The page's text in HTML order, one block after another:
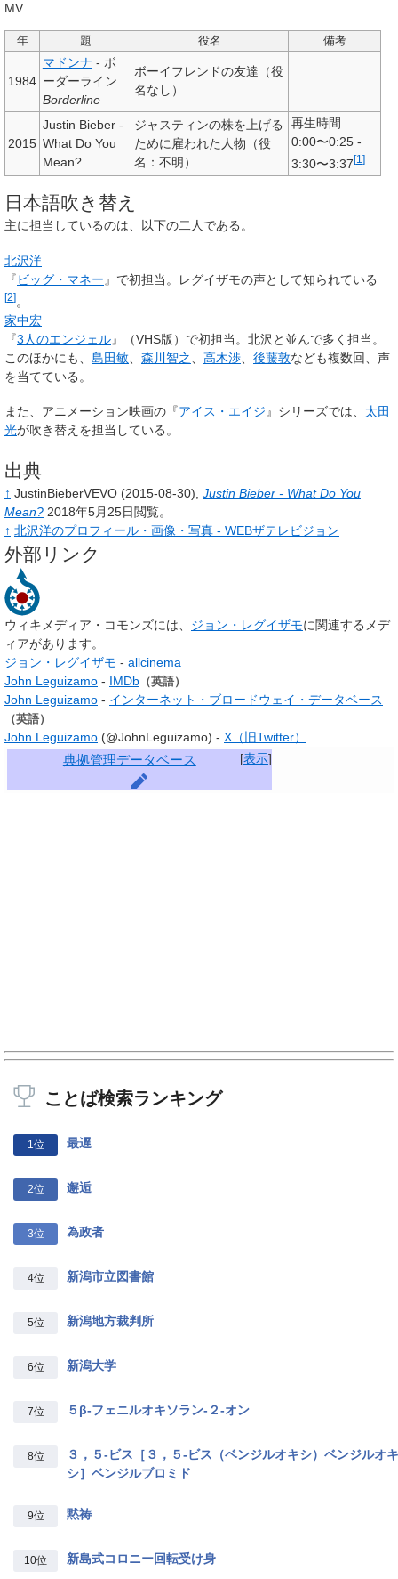
MV
年 題 役名 備考
1984
マドンナ - ボ
ーダーライン
Borderline
ボーイフレンドの友達（役
名なし）
2015
Justin Bieber -
What Do You
Mean?
ジャスティンの株を上げる
ために雇われた人物（役
名：不明）
再生時間
0:00〜0:25 -
3:30〜3:37[1 ]
日本語吹き替え
主に担当しているのは、以下の二人である。
北沢洋
『ビッグ・マネー 』で初担当。レグイザモの声として知られている
[2]。
家中宏
『3人のエンジェル』（VHS版）で初担当。北沢と並んで多く担当。
このほかにも、 島田敏 森川智之 高木渉 後藤敦なども複数回、声
を当てている。
また、アニメーション映画の『アイス・エイジ』シリーズでは、 太田
光が吹き替えを担当している。
出典
↑ JustinBieberVEVO (2015-08-30), Justin Bieber - What Do You
Mean? 2018年5月25日閲覧。
↑ 北沢洋のプロフィール・画像・写真 - WEBザテレビジョン
外部リンク
ウィキメディア・コモンズには、 ジョン・レグイザモに関連するメデ
ィアがあります。
ジョン・レグイザモ - allcinema
John Leguizamo - IMDb （英語）
John Leguizamo - インターネット・ブロードウェイ・データベース
（英語）
John Leguizamo (@JohnLeguizamo) - X（旧Twitter）
[表示]
典拠管理データベース
ことば検索ランキング
1位 最遅
2位 邂逅
3位 為政者
4位 新潟市立図書館
5位 新潟地方裁判所
6位 新潟大学
7位 ５β‐フェニルオキソラン‐２‐オン
8位
３，５‐ビス［３，５‐ビス（ベンジルオキシ）ベンジルオキ
シ］ベンジルブロミド
9位 黙祷
10位 新島式コロニー回転受け身